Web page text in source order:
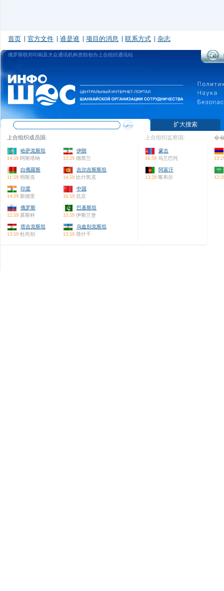
首页 官方文件 谁是谁 项目的消息 联系方式 杂志
俄罗斯联邦印刷及大众通讯机构资助创办上合组织通讯站
扩大搜索
上合组织成员国:
哈萨克斯坦
14:59 阿斯塔纳
伊朗
13:29 德黑兰
白俄羅斯
11:59 明斯克
吉尔吉斯斯坦
14:59 比什凯克
印度
14:29 新德里
中国
16:59 北京
俄罗斯
12:59 莫斯科
巴基斯坦
13:59 伊斯兰堡
塔吉克斯坦
13:59 杜尚别
乌兹别克斯坦
13:59 塔什干
上合组织监察国:
蒙古
16:59 乌兰巴托
阿富汗
13:29 喀布尔